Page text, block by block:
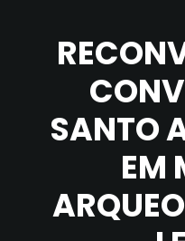
SANTO
EM